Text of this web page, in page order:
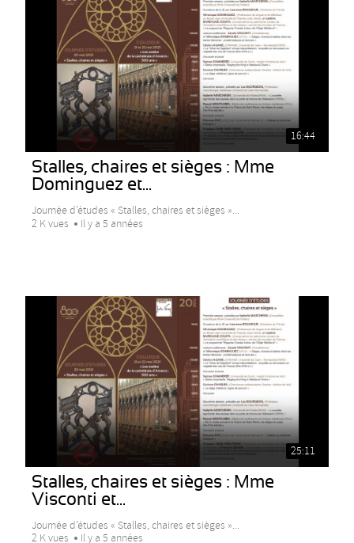
16:44
Stalles, chaires et sièges : Mme
Dominguez et...
Journée d’études « Stalles, chaires et sièges »...
2 K vues
Il y a 5 années
25:11
Stalles, chaires et sièges : Mme
Visconti et...
Journée d’études « Stalles, chaires et sièges »...
2 K vues
Il y a 5 années